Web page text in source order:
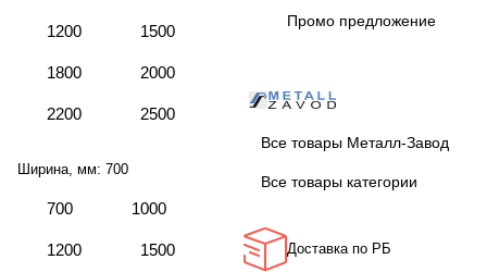
1200 1500
1800 2000
2200 2500
Ширина, мм: 700
700 1000
1200 1500
Промо предложение
Все товары Металл-Завод
Все товары категории
Доставка по РБ